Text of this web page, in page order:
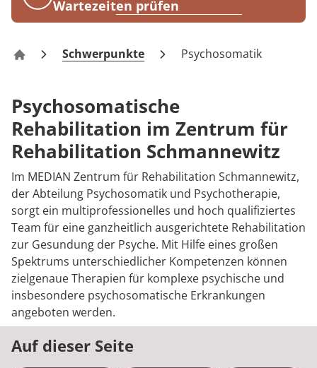
Karriere
Wartezeiten prüfen
Zentrum für Rehabilitation Schmannewitz
Schwerpunkte Psychosomatik
Psychosomatische
Rehabilitation im Zentrum für
Rehabilitation Schmannewitz
Im MEDIAN Zentrum für Rehabilitation Schmannewitz,
der Abteilung Psychosomatik und Psychotherapie,
sorgt ein multiprofessionelles und hoch qualifiziertes
Team für eine ganzheitlich ausgerichtete Rehabilitation
zur Gesundung der Psyche. Mit Hilfe eines großen
Spektrums unterschiedlicher Kompetenzen können
zielgenaue Therapien für komplexe psychische und
insbesondere psychosomatische Erkrankungen
angeboten werden.
Auf dieser Seite